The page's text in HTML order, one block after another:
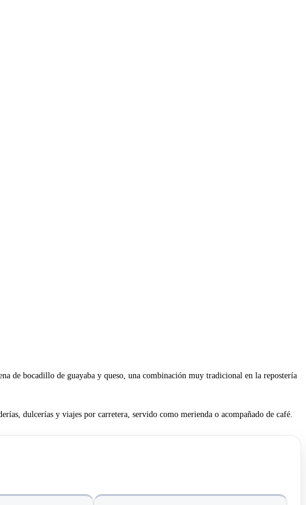
de bocadillo de guayaba y queso, una combinación muy tradicional en la repostería
dulcerías y viajes por carretera, servido como merienda o acompañado de café.